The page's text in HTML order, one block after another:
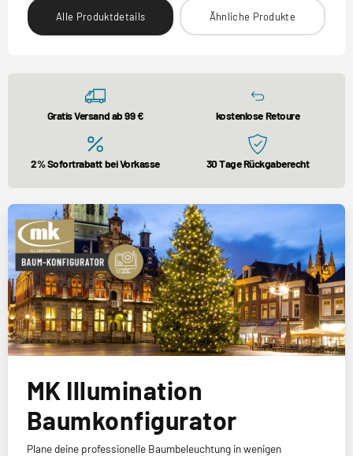
Alle Produktdetails Ähnliche Produkte
Gratis Versand ab 99 € kostenlose Retoure
2% Sofortrabatt bei Vorkasse 30 Tage Rückgaberecht
MK Illumination
Baumkonfigurator
Plane deine professionelle Baumbeleuchtung in wenigen